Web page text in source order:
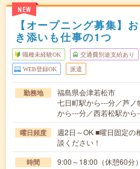
NEW
【オープニング募集】
き添いも仕事の1つ
職種未経験OK 交通費別途支給あり
WEB登録OK 派遣
勤務地
福島県会津若松市
七日町駅から---分／芦
から---分／西若松駅か
曜日頻度
週2日～OK ■曜日固定の
談ください！
時間
9:00～18:00（休憩60分